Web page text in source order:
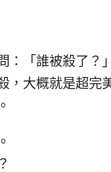
：「誰被殺了？」
，大概就是超完